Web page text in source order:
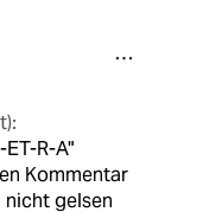
R-A"
Kommentar
nicht gelsen